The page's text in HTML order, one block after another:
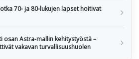
70- ja 80-lukujen lapset hoitivat
osan Astra-mallin kehitystyöstä –
vakavan turvallisuushuolen